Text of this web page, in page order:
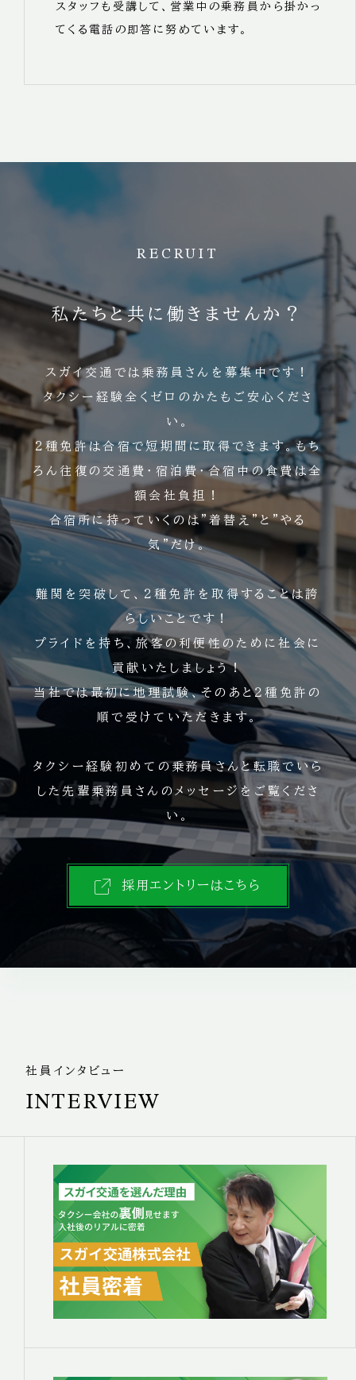
スタッフも受講して、営業中の乗務員から掛かっ
てくる電話の即答に努めています。
RECRUIT
私たちと共に働きませんか？
スガイ交通では乗務員さんを募集中です！
タクシー経験全くゼロのかたもご安心くださ
い。
2種免許は合宿で短期間に取得できます。もち
ろん往復の交通費・宿泊費・合宿中の食費は全
額会社負担！
合宿所に持っていくのは”着替え”と”やる
気”だけ。
難関を突破して、2種免許を取得することは誇
らしいことです！
プライドを持ち、旅客の利便性のために社会に
貢献いたしましょう！
当社では最初に地理試験、そのあと２種免許の
順で受けていただきます。
タクシー経験初めての乗務員さんと転職でいら
した先輩乗務員さんのメッセージをご覧くださ
い。
採用エントリーはこちら
社員インタビュー
INTERVIEW